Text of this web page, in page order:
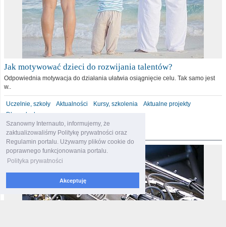
Szanowny Internauto, informujemy, że
zaktualizowaliśmy Politykę prywatności oraz
Regulamin portalu. Używamy plików cookie do
poprawnego funkcjonowania portalu.
Polityka prywatności
Akceptuję
Jak motywować dzieci do rozwijania talentów?
Odpowiednia motywacja do działania ułatwia osiągnięcie celu. Tak samo jest
w..
Uczelnie, szkoły Aktualności Kursy, szkolenia
Aktualne projekty
Dla malucha
motoryzacja